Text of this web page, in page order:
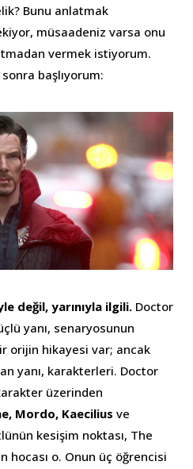
Bunu anlatmak
müsaadeniz varsa onu
vermek istiyorum.
başlıyorum:
değil, yarınıyla ilgili. Doctor
yanı, senaryosunun
orijin hikayesi var; ancak
yanı, karakterleri. Doctor
üzerinden
Mordo, Kaecilius ve
kesişim noktası, The
hocası o. Onun üç öğrencisi